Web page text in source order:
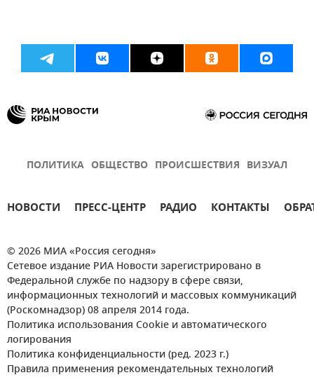
ПОЛИТИКА ОБЩЕСТВО ПРОИСШЕСТВИЯ ВИЗУАЛ
НОВОСТИ ПРЕСС-ЦЕНТР РАДИО КОНТАКТЫ
© 2026 МИА «Россия сегодня»
Сетевое издание РИА Новости зарегистрировано в
Федеральной службе по надзору в сфере связи,
информационных технологий и массовых коммуникаций
(Роскомнадзор) 08 апреля 2014 года.
Политика использования Cookie и автоматического
логирования
Политика конфиденциальности (ред. 2023 г.)
Правила применения рекомендательных технологий